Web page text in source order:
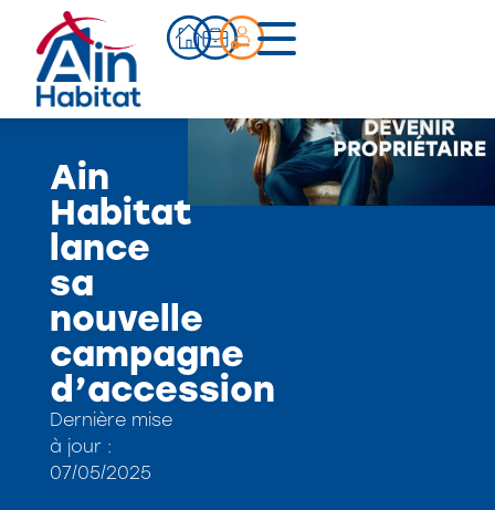
Bien acheter
Actualités
Infos pratiques
Notre accompagnement
Nos références
Qui sommes-nous ?
Ain
Habitat
lance
sa
nouvelle
campagne
d’accession
Dernière mise
à jour :
07/05/2025